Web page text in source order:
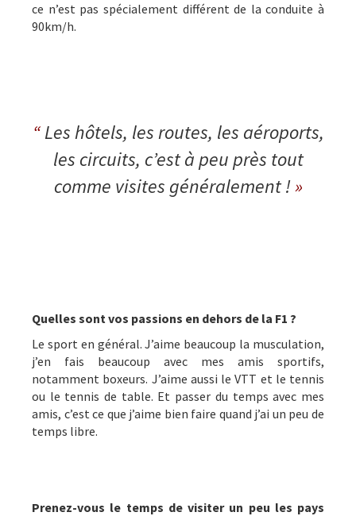
ce n’est pas spécialement différent de la conduite à
90km/h.
“Les hôtels, les routes, les aéroports,
les circuits, c’est à peu près tout
comme visites généralement !»
Quelles sont vos passions en dehors de la F1 ?
Le sport en général. J’aime beaucoup la musculation,
j’en fais beaucoup avec mes amis sportifs,
notamment boxeurs. J’aime aussi le VTT et le tennis
ou le tennis de table. Et passer du temps avec mes
amis, c’est ce que j’aime bien faire quand j’ai un peu de
temps libre.
Prenez-vous le temps de visiter un peu les pays